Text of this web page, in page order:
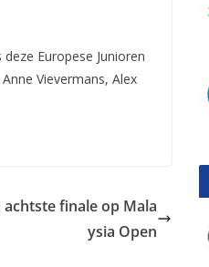
Europese Junioren
Vievermans, Alex
finale op Mala
ysia Open